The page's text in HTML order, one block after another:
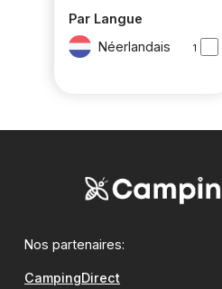
Par Langue
Néerlandais
1
Nos partenaires:
CampingDirect